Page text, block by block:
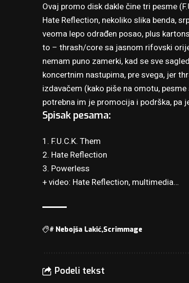
Ovaj promo disk dakle čine tri pesme
Hate Reflection, nekoliko slika benda,
veoma lepo odrađen posao, plus
to – thrash/core sa jasnom rifovski
nemam puno zamerki, kad se sve
koncertnim nastupima, pre svega, jer
izdavačem (kako piše na omotu,
potrebna im je promocija i podrška, pa
Spisak pesama:
1. F.U.C.K. Them
2. Hate Reflection
3. Powerless
+ video: Hate Reflection, multimedia…
# Nebojša Lakić Scrimmage
Podeli tekst